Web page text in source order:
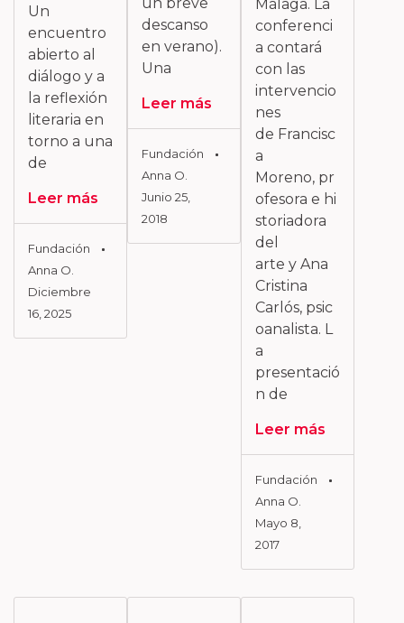
Un
encuentro
abierto al
diálogo y a
la reflexión
literaria en
torno a una
de
Leer más
Fundación
Anna O.
Diciembre
16, 2025
descanso
en verano).
Una
Leer más
Fundación
Anna O.
Junio 25,
2018
Málaga. La
conferenci
a contará
con las
intervencio
nes
de Francisc
a
Moreno, pr
ofesora e hi
storiadora
del
arte y Ana
Cristina
Carlós, psic
oanalista. L
a
presentació
n de
Leer más
Fundación
Anna O.
Mayo 8,
2017